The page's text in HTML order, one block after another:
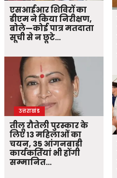
एसआईआर शिविरों का
डीएम ने किया निरीक्षण,
बोले—कोई पात्र मतदाता
सूची से न छूटे…
उत्तराखंड
तीलू रौतेली पुरस्कार के
लिए 13 महिलाओं का
चयन, 35 आंगनबाड़ी
कार्यकर्तियां भी होंगी
सम्मानित…